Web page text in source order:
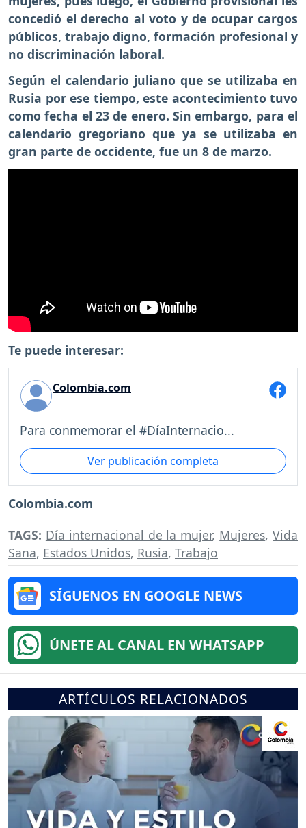
concedió el derecho al voto y de ocupar cargos
públicos, trabajo digno, formación profesional y
no discriminación laboral.
Según el calendario juliano que se utilizaba en
Rusia por ese tiempo, este acontecimiento tuvo
como fecha el 23 de enero. Sin embargo, para el
calendario gregoriano que ya se utilizaba en
gran parte de occidente, fue un 8 de marzo.
Te puede interesar:
Colombia.com
Para conmemorar el #DíaInternacio...
Ver publicación completa
Colombia.com
TAGS: Día internacional de la mujer, Mujeres,Vida
Sana, Estados Unidos, Rusia, Trabajo
SÍGUENOS EN GOOGLE NEWS
ÚNETE AL CANAL EN WHATSAPP
ARTÍCULOS RELACIONADOS